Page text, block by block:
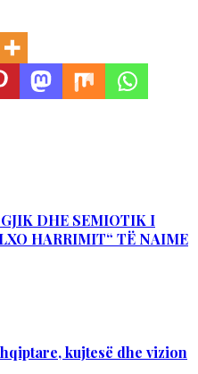
DHE SEMIOTIK I
HARRIMIT“ TË NAIME
kujtesë dhe vizion